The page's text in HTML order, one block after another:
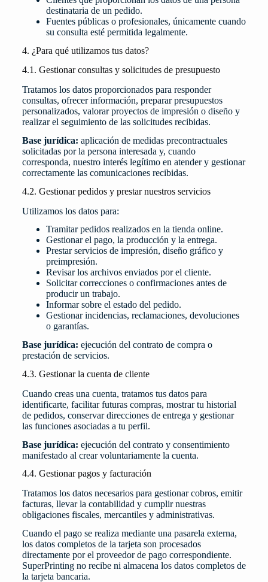
destinataria de un pedido.
Fuentes públicas o profesionales, únicamente cuando
su consulta esté permitida legalmente.
4. ¿Para qué utilizamos tus datos?
4.1. Gestionar consultas y solicitudes de presupuesto
Tratamos los datos proporcionados para responder
consultas, ofrecer información, preparar presupuestos
personalizados, valorar proyectos de impresión o diseño y
realizar el seguimiento de las solicitudes recibidas.
Base jurídica: aplicación de medidas precontractuales
solicitadas por la persona interesada y, cuando
corresponda, nuestro interés legítimo en atender y gestionar
correctamente las comunicaciones recibidas.
4.2. Gestionar pedidos y prestar nuestros servicios
Utilizamos los datos para:
Tramitar pedidos realizados en la tienda online.
Gestionar el pago, la producción y la entrega.
Prestar servicios de impresión, diseño gráfico y
preimpresión.
Revisar los archivos enviados por el cliente.
Solicitar correcciones o confirmaciones antes de
producir un trabajo.
Informar sobre el estado del pedido.
Gestionar incidencias, reclamaciones, devoluciones
o garantías.
Base jurídica: ejecución del contrato de compra o
prestación de servicios.
4.3. Gestionar la cuenta de cliente
Cuando creas una cuenta, tratamos tus datos para
identificarte, facilitar futuras compras, mostrar tu historial
de pedidos, conservar direcciones de entrega y gestionar
las funciones asociadas a tu perfil.
Base jurídica: ejecución del contrato y consentimiento
manifestado al crear voluntariamente la cuenta.
4.4. Gestionar pagos y facturación
Tratamos los datos necesarios para gestionar cobros, emitir
facturas, llevar la contabilidad y cumplir nuestras
obligaciones fiscales, mercantiles y administrativas.
Cuando el pago se realiza mediante una pasarela externa,
los datos completos de la tarjeta son procesados
directamente por el proveedor de pago correspondiente.
SuperPrinting no recibe ni almacena los datos completos de
la tarjeta bancaria.